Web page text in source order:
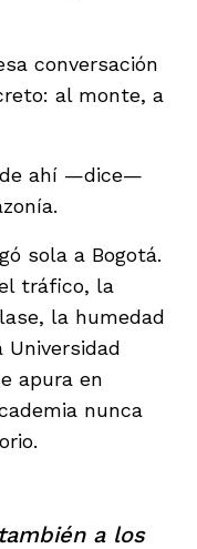
conversación
al monte, a
ahí —dice—
sola a Bogotá.
tráfico, la
la humedad
apura en
nunca
a los